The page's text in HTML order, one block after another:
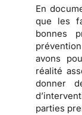
En
que les
bonnes
avons
réalité
donner
parties